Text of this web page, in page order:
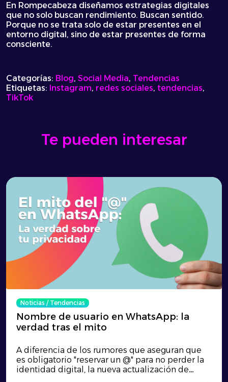
En Rompecabeza diseñamos estrategias digitales
que no solo buscan rendimiento. Buscan sentido.
Porque no se trata solo de estar presentes en el
entorno digital, sino de estar presentes de forma
consciente.
Categorías: Blog, Social Media, Tendencias
Etiquetas: Instagram, redes sociales, tendencias,
TikTok
Te pueden interesar
Noticias/Tendencias
Nombre de usuario en WhatsApp: la
verdad tras el mito
A diferencia de los rumores que aseguran que
es obligatorio "reservar un @" para no perder la
identidad digital, la nueva actualización de